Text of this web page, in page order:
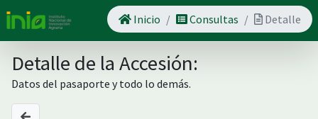
Inicio Consultas Detalle
Detalle de la Accesión:
Datos del pasaporte y todo lo demás.